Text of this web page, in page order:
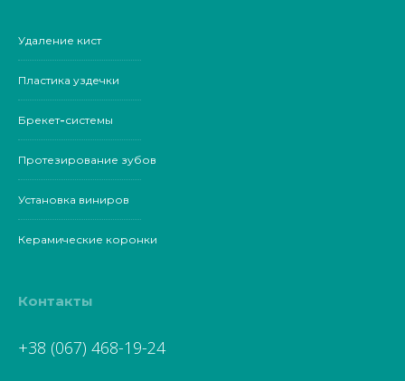
Удаление кист
Пластика уздечки
Брекет-системы
Протезирование зубов
Установка виниров
Керамические коронки
Контакты
+38 (067) 468-19-24